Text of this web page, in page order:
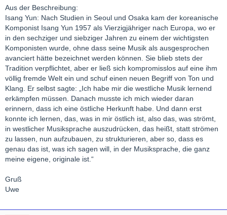
Aus der Beschreibung:
Isang Yun: Nach Studien in Seoul und Osaka kam der koreanische
Komponist Isang Yun 1957 als Vierzigjähriger nach Europa, wo er
in den sechziger und siebziger Jahren zu einem der wichtigsten
Komponisten wurde, ohne dass seine Musik als ausgesprochen
avanciert hätte bezeichnet werden können. Sie blieb stets der
Tradition verpflichtet, aber er ließ sich kompromisslos auf eine ihm
völlig fremde Welt ein und schuf einen neuen Begriff von Ton und
Klang. Er selbst sagte: „Ich habe mir die westliche Musik lernend
erkämpfen müssen. Danach musste ich mich wieder daran
erinnern, dass ich eine östliche Herkunft habe. Und dann erst
konnte ich lernen, das, was in mir östlich ist, also das, was strömt,
in westlicher Musiksprache auszudrücken, das heißt, statt strömen
zu lassen, nun aufzubauen, zu strukturieren, aber so, dass es
genau das ist, was ich sagen will, in der Musiksprache, die ganz
meine eigene, originale ist.“
Gruß
Uwe